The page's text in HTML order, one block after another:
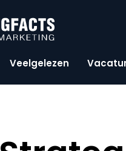
Veelgelezen